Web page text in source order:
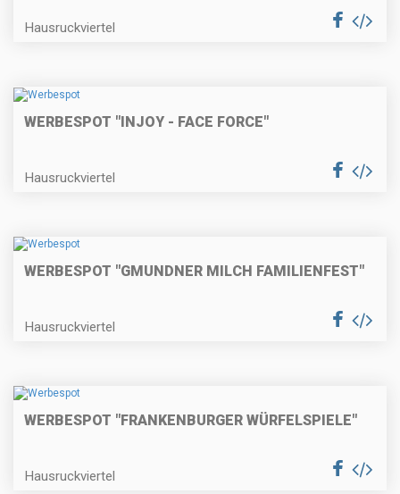
Hausruckviertel
WERBESPOT "INJOY - FACE FORCE"
Hausruckviertel
WERBESPOT "GMUNDNER MILCH FAMILIENFEST"
Hausruckviertel
WERBESPOT "FRANKENBURGER WÜRFELSPIELE"
Hausruckviertel